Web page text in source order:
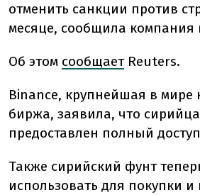
отменить санкции против
месяце, сообщила компания
Об этом сообщает Reuters.
Binance, крупнейшая в мире
биржа, заявила, что
предоставлен полный
Также сирийский фунт
использовать для покупки